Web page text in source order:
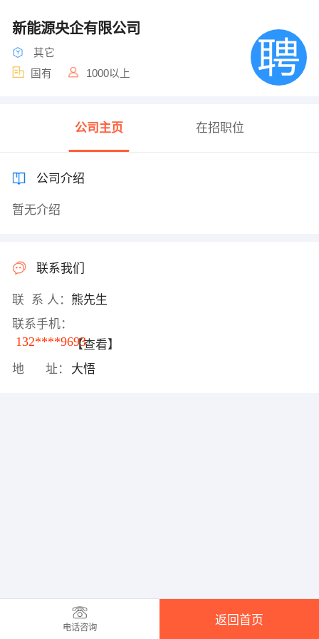
新能源央企有限公司
其它
国有
1000以上
公司主页 在招职位
公司介绍
暂无介绍
联系我们
联 系 人： 熊先生
联系手机：
132****9693【查看】
地 址：
大悟
电话咨询
返回首页